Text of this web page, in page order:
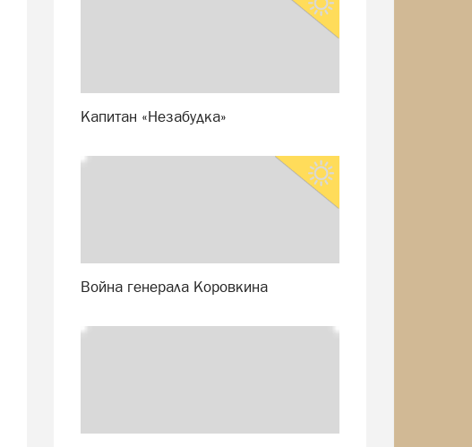
Капитан «Незабудка»
Война генерала Коровкина